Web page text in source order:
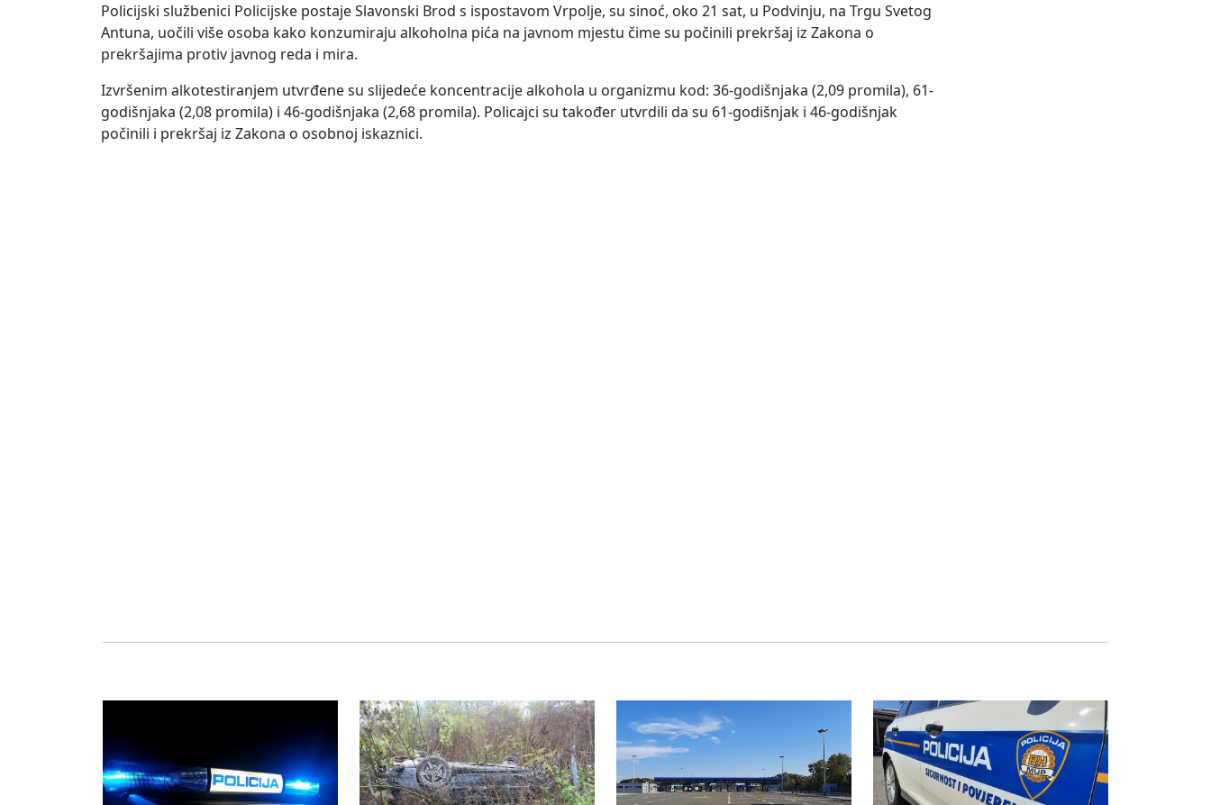
Policijski službenici Policijske postaje Slavonski Brod s ispostavom Vrpolje, su sinoć, oko 21 sat, u Podvinju, na Trgu Svetog
Antuna, uočili više osoba kako konzumiraju alkoholna pića na javnom mjestu čime su počinili prekršaj iz Zakona o
prekršajima protiv javnog reda i mira.
Izvršenim alkotestiranjem utvrđene su slijedeće koncentracije alkohola u organizmu kod: 36-godišnjaka (2,09 promila), 61-
godišnjaka (2,08 promila) i 46-godišnjaka (2,68 promila). Policajci su također utvrdili da su 61-godišnjak i 46-godišnjak
počinili i prekršaj iz Zakona o osobnoj iskaznici.